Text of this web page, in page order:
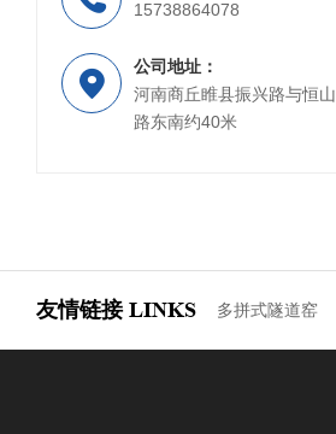
15738864078
公司地址：
河南商丘睢县振兴路与恒山
路东南约40米
友情链接 LINKS 多拼式隧道窑